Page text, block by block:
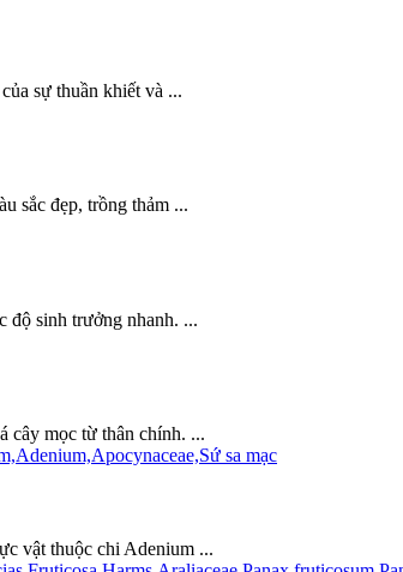
sự thuần khiết và ...
sắc đẹp, trồng thảm ...
độ sinh trưởng nhanh. ...
cây mọc từ thân chính. ...
vật thuộc chi Adenium ...